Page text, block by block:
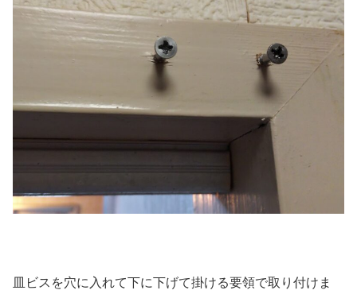
皿ビスを穴に入れて下に下げて掛ける要領で取り付けま